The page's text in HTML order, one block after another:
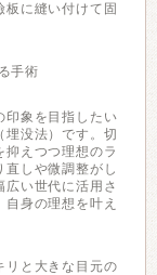
に縫い付けて固
手術
印象を目指したい
埋没法）です。切
えつつ理想のラ
しや微調整がし
い世代に活用さ
身の理想を叶え
リと大きな目元の